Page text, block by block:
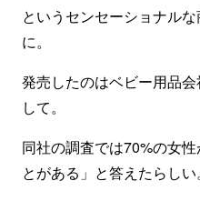
というセンセーショナル
に。
発売したのはベビー用品
して。
同社の調査では70%の女
とがある」と答えたらしい。